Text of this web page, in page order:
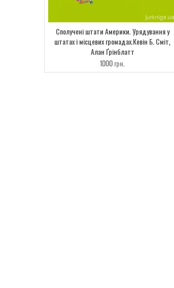
Сполучені штати Америки. Урядування у
штатах і місцевих громадах.Кевін Б. Сміт,
Алан Ґрінблатт
1000грн.